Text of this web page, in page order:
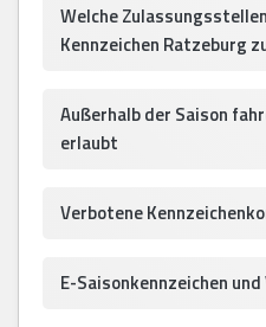
Welche
Kennzeichen Ratzeburg
Außerhalb der Saison
erlaubt
Verbotene
E-Saisonkennzeichen